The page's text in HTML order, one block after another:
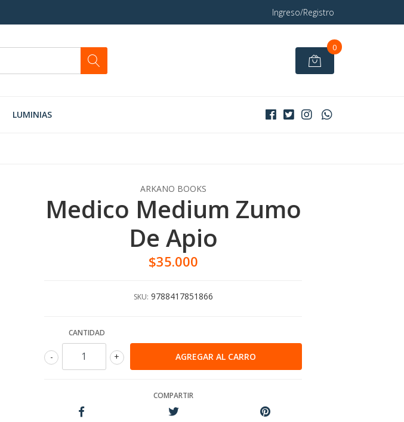
Ingreso/Registro
0
LUMINIAS
ARKANO BOOKS
Medico Medium Zumo
De Apio
$35.000
SKU: 9788417851866
CANTIDAD
+
-
COMPARTIR